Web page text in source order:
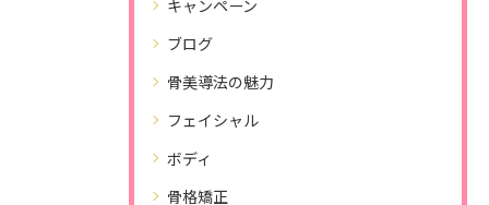
キャンペーン
ブログ
骨美導法の魅力
フェイシャル
ボディ
骨格矯正